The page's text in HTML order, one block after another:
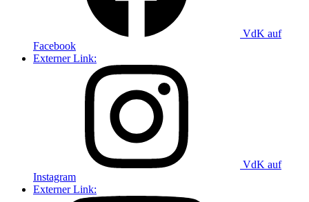
VdK auf
Facebook
Externer Link:
VdK auf
Instagram
Externer Link: